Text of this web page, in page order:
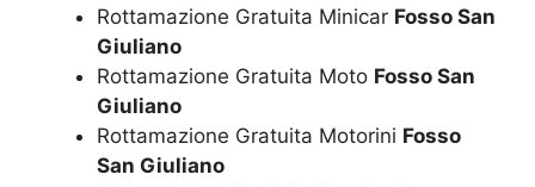
Rottamazione Gratuita Minicar Fosso San
Giuliano
Rottamazione Gratuita Moto Fosso San
Giuliano
Rottamazione Gratuita Motorini Fosso
San Giuliano